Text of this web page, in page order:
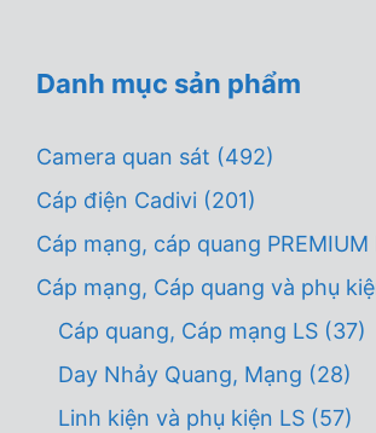
Danh mục sản phẩm
Camera quan sát (492)
Cáp điện Cadivi (201)
Cáp mạng, cáp quang PREMIUM
Cáp mạng, Cáp quang và phụ
Cáp quang, Cáp mạng LS (37)
Day Nhảy Quang, Mạng (28)
Linh kiện và phụ kiện LS (57)